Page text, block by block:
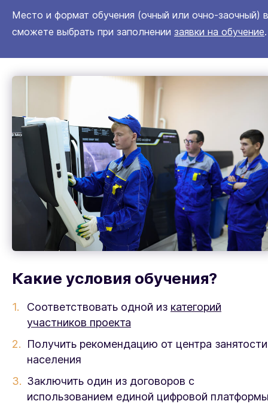
Место и формат обучения (очный или очно-заочный)
сможете выбрать при заполнении заявки на обучение.
Какие условия обучения?
Соответствовать одной из категорий
участников проекта
Получить рекомендацию от центра занятости
населения
Заключить один из договоров с
использованием единой цифровой